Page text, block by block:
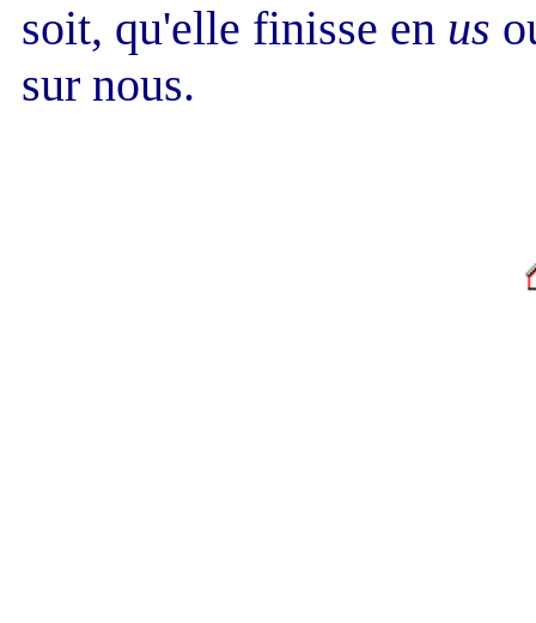
soit, qu'elle finisse en us
sur nous.